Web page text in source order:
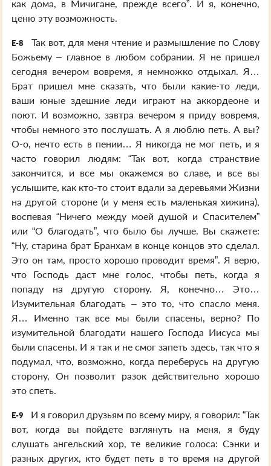
как дома, в Мичигане, прежде всего”. И я, конечно,
ценю эту возможность.
E-8
Так вот, для меня чтение и размышление по Слову
Божьему – главное в любом собрании. Я не пришел
сегодня вечером вовремя, я немножко отдыхал. Я…
Брат пришел мне сказать, что были какие-то леди,
ваши юные здешние леди играют на аккордеоне и
поют. И возможно, завтра вечером я приду вовремя,
чтобы немного это послушать. А я люблю петь. А вы?
О-о, нечто есть в пении… Я никогда не мог петь, и я
часто говорил людям: “Так вот, когда странствие
закончится, и все мы окажемся во славе, и все вы
услышите, как кто-то стоит вдали за деревьями Жизни
на другой стороне (и у меня есть маленькая хижина),
воспевая “Ничего между моей душой и Спасителем”
или “О благодать”, что было бы лучше. Вы скажете:
“Ну, старина брат Бранхам в конце концов это сделал.
Это он там, просто хорошо проводит время”. Я верю,
что Господь даст мне голос, чтобы петь, когда я
попаду на другую сторону. Я, конечно… Это…
Изумительная благодать – это то, что спасло меня.
Я… Именно так все мы были спасены, верно? По
изумительной благодати нашего Господа Иисуса мы
были спасены. И я так и не смог запеть здесь, так что я
подумал, что, возможно, когда переберусь на другую
сторону, Он позволит разок действительно хорошо
это спеть.
E-9
И я говорил друзьям по всему миру, я говорил: “Так
вот, когда вы пойдете взглянуть на меня, я буду
слушать ангельский хор, те великие голоса: Сэнки и
разных других, кто будет петь в то время на другой